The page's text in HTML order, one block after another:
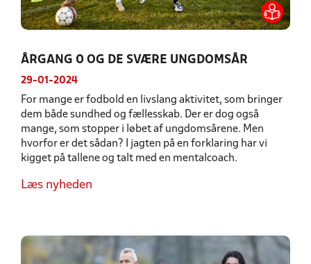
ÅRGANG 0 OG DE SVÆRE UNGDOMSÅR
29-01-2024
For mange er fodbold en livslang aktivitet, som bringer
dem både sundhed og fællesskab. Der er dog også
mange, som stopper i løbet af ungdomsårene. Men
hvorfor er det sådan? I jagten på en forklaring har vi
kigget på tallene og talt med en mentalcoach.
Læs nyheden